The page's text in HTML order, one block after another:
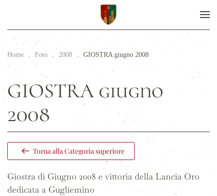
Home Foto 2008 GIOSTRA giugno 2008
GIOSTRA giugno
2008
Torna alla Categoria superiore
Giostra di Giugno 2008 e vittoria della Lancia Oro
dedicata a Gugliemino